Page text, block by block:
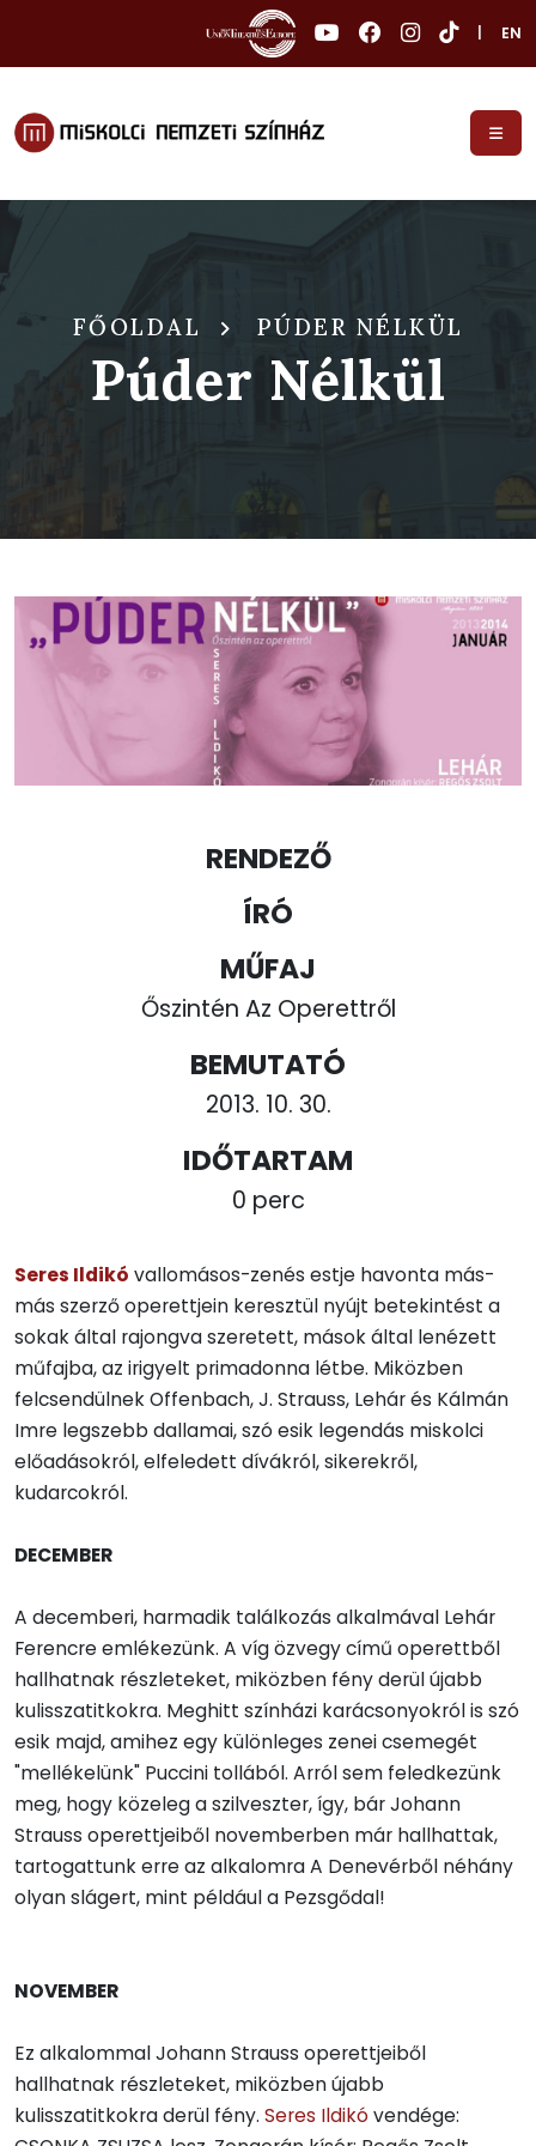
EN
FŐOLDAL PÚDER NÉLKÜL
Púder Nélkül
RENDEZŐ
ÍRÓ
MŰFAJ
Őszintén Az Operettről
BEMUTATÓ
2013. 10. 30.
IDŐTARTAM
0 perc
Seres Ildikó vallomásos-zenés estje havonta más-
más szerző operettjein keresztül nyújt betekintést a
sokak által rajongva szeretett, mások által lenézett
műfajba, az irigyelt primadonna létbe. Miközben
felcsendülnek Offenbach, J. Strauss, Lehár és Kálmán
Imre legszebb dallamai, szó esik legendás miskolci
előadásokról, elfeledett dívákról, sikerekről,
kudarcokról.
DECEMBER
A decemberi, harmadik találkozás alkalmával Lehár
Ferencre emlékezünk. A víg özvegy című operettből
hallhatnak részleteket, miközben fény derül újabb
kulisszatitkokra. Meghitt színházi karácsonyokról is szó
esik majd, amihez egy különleges zenei csemegét
"mellékelünk" Puccini tollából. Arról sem feledkezünk
meg, hogy közeleg a szilveszter, így, bár Johann
Strauss operettjeiből novemberben már hallhattak,
tartogattunk erre az alkalomra A Denevérből néhány
olyan slágert, mint például a Pezsgődal!
NOVEMBER
Ez alkalommal Johann Strauss operettjeiből
hallhatnak részleteket, miközben újabb
kulisszatitkokra derül fény. Seres Ildikó vendége: